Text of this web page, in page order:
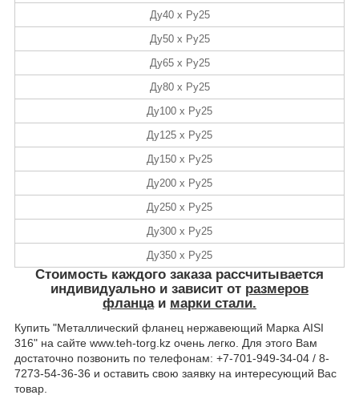
Ду40 х Ру25
Ду50 х Ру25
Ду65 х Ру25
Ду80 х Ру25
Ду100 х Ру25
Ду125 х Ру25
Ду150 х Ру25
Ду200 х Ру25
Ду250 х Ру25
Ду300 х Ру25
Ду350 х Ру25
Стоимость каждого заказа рассчитывается
индивидуально и зависит от размеров
фланцаи марки стали.
Купить "Металлический фланец нержавеющий Марка AISI
316" на сайте www.teh-torg.kz очень легко. Для этого Вам
достаточно позвонить по телефонам: +7-701-949-34-04 / 8-
7273-54-36-36 и оставить свою заявку на интересующий Вас
товар.